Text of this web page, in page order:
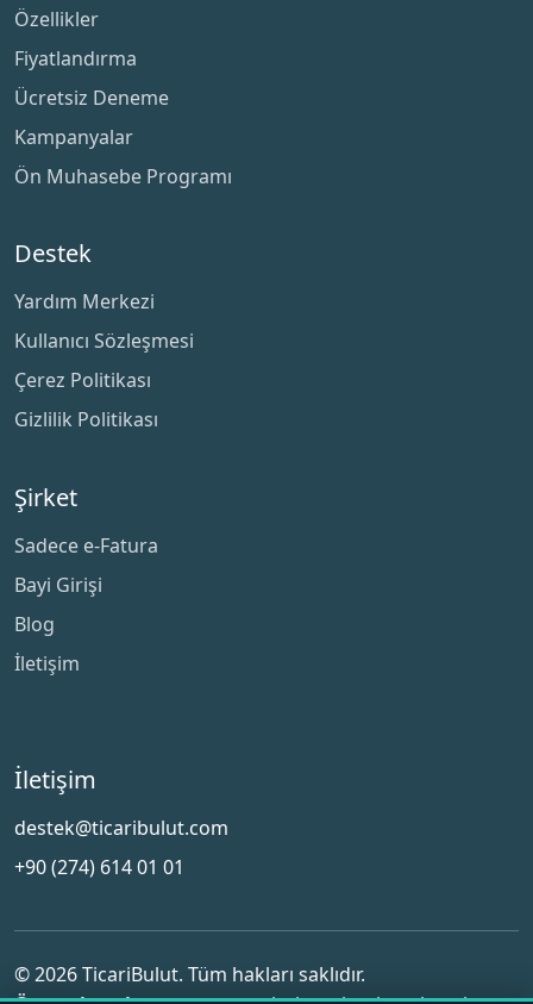
Özellikler
Fiyatlandırma
Ücretsiz Deneme
Kampanyalar
Ön Muhasebe Programı
Destek
Yardım Merkezi
Kullanıcı Sözleşmesi
Çerez Politikası
Gizlilik Politikası
Şirket
Sadece e-Fatura
Bayi Girişi
Blog
İletişim
İletişim
destek@ticaribulut.com
+90 (274) 614 01 01
© 2026 TicariBulut. Tüm hakları saklıdır.